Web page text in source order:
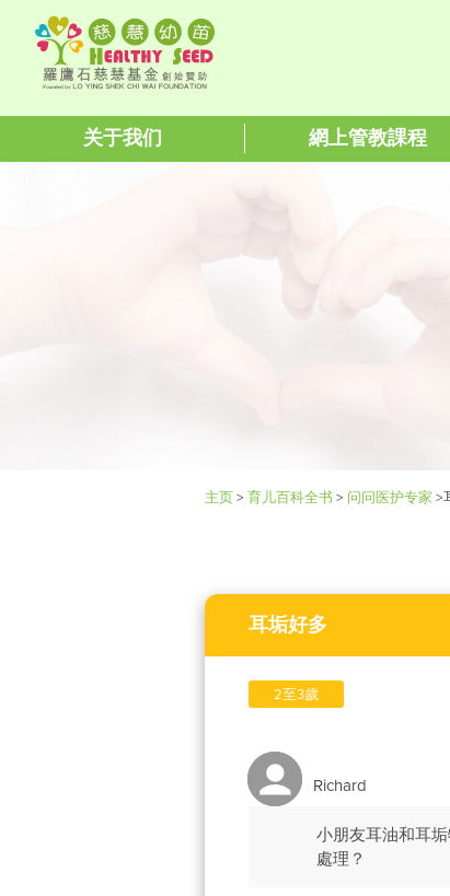
关于我们 網上管教課程
主页> 育儿百科全书 > 问问医护专家 >
耳垢好多
2至3歲
Richard
小朋友耳油和耳
處理？